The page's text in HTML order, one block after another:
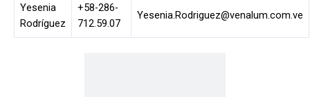
Yesenia
Rodríguez
+58-286-
712.59.07
Yesenia.Rodriguez@venalum.com.ve